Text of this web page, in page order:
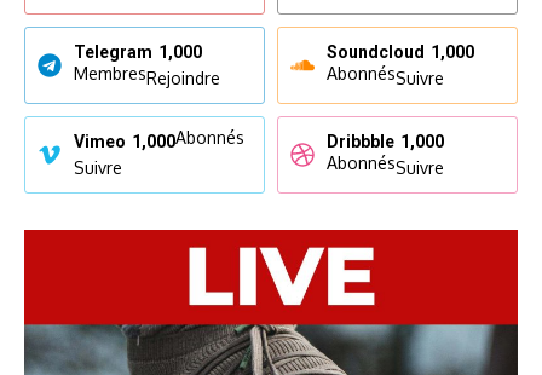
Telegram 1,000
MembresRejoindre
Soundcloud 1,000
AbonnésSuivre
Vimeo 1,000Abonnés
Suivre
Dribbble 1,000
AbonnésSuivre